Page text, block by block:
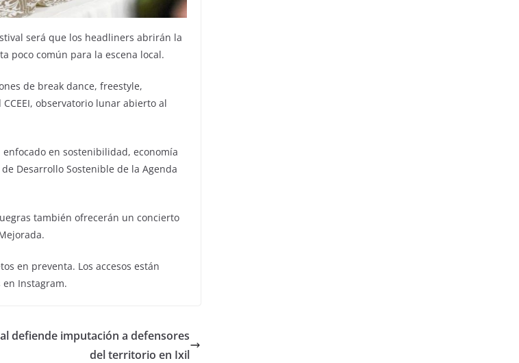
será que los headliners abrirán la
poco común para la escena local.
de break dance, freestyle,
observatorio lunar abierto al
enfocado en sostenibilidad, economía
Desarrollo Sostenible de la Agenda
también ofrecerán un concierto
en preventa. Los accesos están
Instagram.
defiende imputación a defensores
del territorio en Ixil